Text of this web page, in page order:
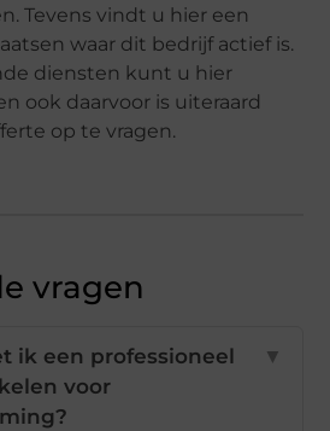
Tevens vindt u hier een
waar dit bedrijf actief is.
diensten kunt u hier
ook daarvoor is uiteraard
op te vragen.
vragen
ik een professioneel
voor
▼